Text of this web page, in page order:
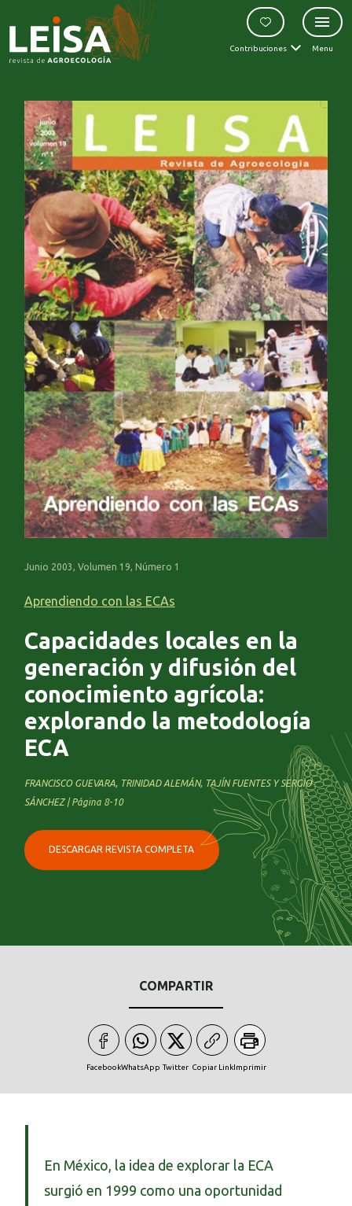
Contribuciones Menu
Junio 2003, Volumen 19, Número 1
Aprendiendo con las ECAs
Capacidades locales en la
generación y difusión del
conocimiento agrícola:
explorando la metodología
ECA
FRANCISCO GUEVARA, TRINIDAD ALEMÁN, TAJÍN FUENTES Y SERGIO
SÁNCHEZ | Página 8-10
DESCARGAR REVISTA COMPLETA
COMPARTIR
FacebookWhatsApp Twitter Copiar LinkImprimir
En México, la idea de explorar la ECA
surgió en 1999 como una oportunidad